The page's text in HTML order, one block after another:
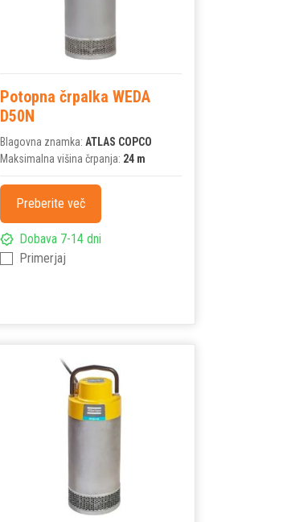
Potopna črpalka WEDA
D50N
Blagovna znamka:ATLAS COPCO
Maksimalna višina črpanja: 24 m
Preberite več
Dobava 7-14 dni
Primerjaj